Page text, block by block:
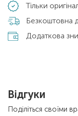
Тільки
Безкоштовна
Додаткова
Відгуки
Поділіться своїми